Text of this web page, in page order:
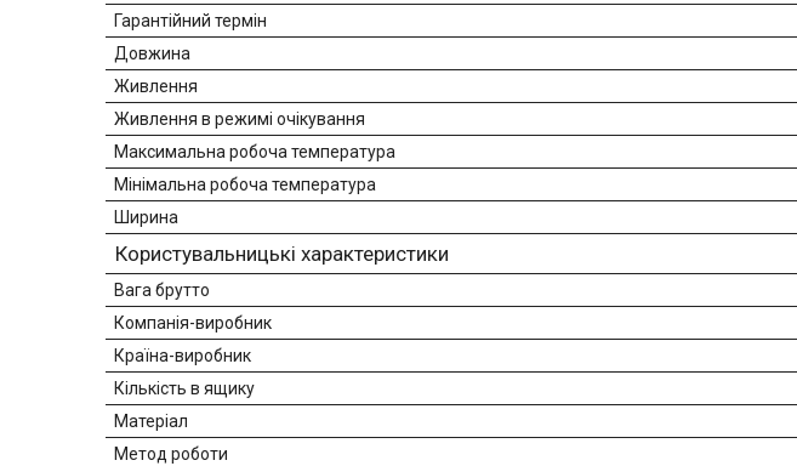
Гарантійний термін
Довжина
Живлення
Живлення в режимі очікування
Максимальна робоча температура
Мінімальна робоча температура
Ширина
Користувальницькі характеристики
Вага брутто
Компанія-виробник
Країна-виробник
Кількість в ящику
Матеріал
Метод роботи